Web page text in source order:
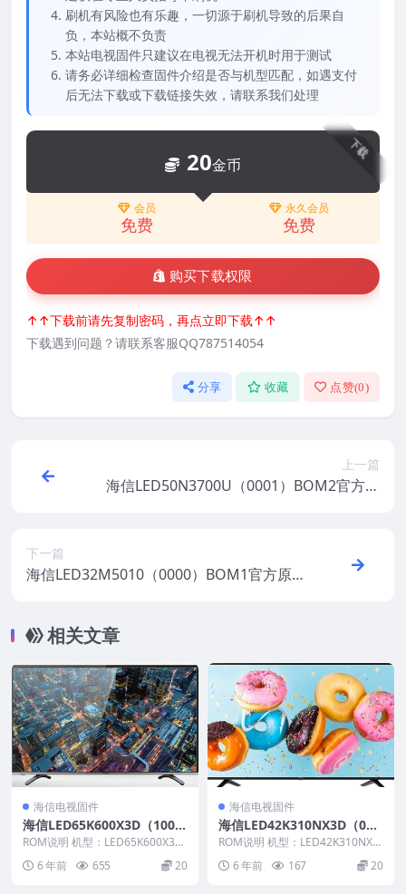
刷机有风险也有乐趣，一切源于刷机导致的后果自
负，本站概不负责
本站电视固件只建议在电视无法开机时用于测试
请务必详细检查固件介绍是否与机型匹配，如遇支付
后无法下载或下载链接失效，请联系我们处理
下载
20金币
会员
免费
永久会员
免费
购买下载权限
↑↑下载前请先复制密码，再点立即下载↑↑
下载遇到问题？请联系客服QQ787514054
分享 收藏 点赞(0)
上一篇
海信LED50N3700U（0001）BOM2官方原
下一篇
海信LED32M5010（0000）BOM1官方原厂
相关文章
海信电视固件
海信LED65K600X3D（100
0）BOM2官方原厂USB刷机
电视固件包
ROM说明 机型：LED65K600X3D
固件版本：（1000） BOM：2 ...
6 年前 655 20
海信电视固件
海信LED42K310NX3D（000
2）BOM4_C004_20111214
官方原厂USB刷机电视固件包
ROM说明 机型：LED42K310NX3
D 固件版本：（0002） BOM：
4... 6 年前 167 20